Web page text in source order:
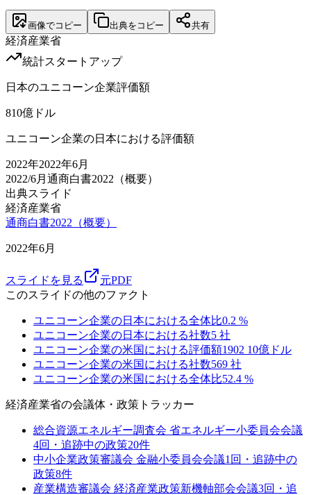
画像でコピー 出典をコピー 共有
経済産業省
統計スタートアップ
日本のユニコーン企業評価額
810億ドル
ユニコーン企業の日本における評価額
2022年2022年6月
2022/6月 通商白書2022（概要）
出典スライド
経済産業省
通商白書2022（概要）
2022年6月
スライドを見る
元PDF
このスライドの他のファクト
ユニコーン企業の日本における全体比0.2 %
ユニコーン企業の日本における社数5 社
ユニコーン企業の米国における評価額1902 10億ドル
ユニコーン企業の米国における社数569 社
ユニコーン企業の米国における全体比52.4 %
経済産業省の会議体・政策トラッカー
総合資源エネルギー調査会 省エネルギー小委員会会議
4回・追跡中の政策20件
中小企業政策審議会 金融小委員会会議1 回・追跡中の
政策8件
産業構造審議会 経済産業政策新機軸部会会議3回・追